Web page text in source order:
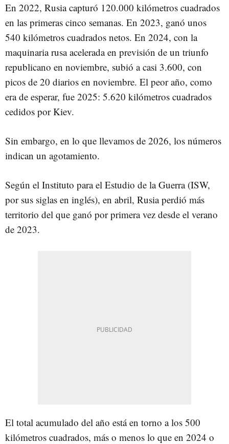
En 2022, Rusia capturó 120.000 kilómetros cuadrados
en las primeras cinco semanas. En 2023, ganó unos
540 kilómetros cuadrados netos. En 2024, con la
maquinaria rusa acelerada en previsión de un triunfo
republicano en noviembre, subió a casi 3.600, con
picos de 20 diarios en noviembre. El peor año, como
era de esperar, fue 2025: 5.620 kilómetros cuadrados
cedidos por Kiev.
Sin embargo, en lo que llevamos de 2026, los números
indican un agotamiento.
Según el Instituto para el Estudio de la Guerra (ISW,
por sus siglas en inglés), en abril, Rusia perdió más
territorio del que ganó por primera vez desde el verano
de 2023.
El total acumulado del año está en torno a los 500
kilómetros cuadrados, más o menos lo que en 2024 o